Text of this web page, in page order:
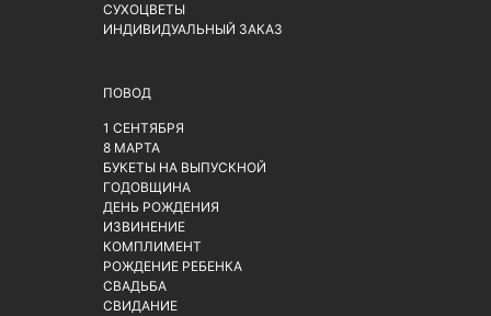
СУХОЦВЕТЫ
ИНДИВИДУАЛЬНЫЙ ЗАКАЗ
ПОВОД
1 СЕНТЯБРЯ
8 МАРТА
БУКЕТЫ НА ВЫПУСКНОЙ
ГОДОВЩИНА
ДЕНЬ РОЖДЕНИЯ
ИЗВИНЕНИЕ
КОМПЛИМЕНТ
РОЖДЕНИЕ РЕБЕНКА
СВАДЬБА
СВИДАНИЕ